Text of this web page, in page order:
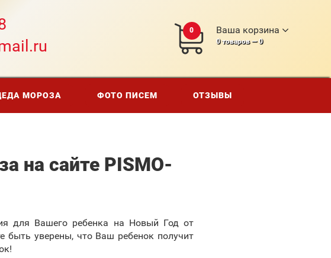
0 Ваша корзина
0товаров —0
МОРОЗА ФОТО ПИСЕМ ОТЗЫВЫ
на сайте PISMO-
для Вашего ребенка на Новый Год от
уверены, что Ваш ребенок получит